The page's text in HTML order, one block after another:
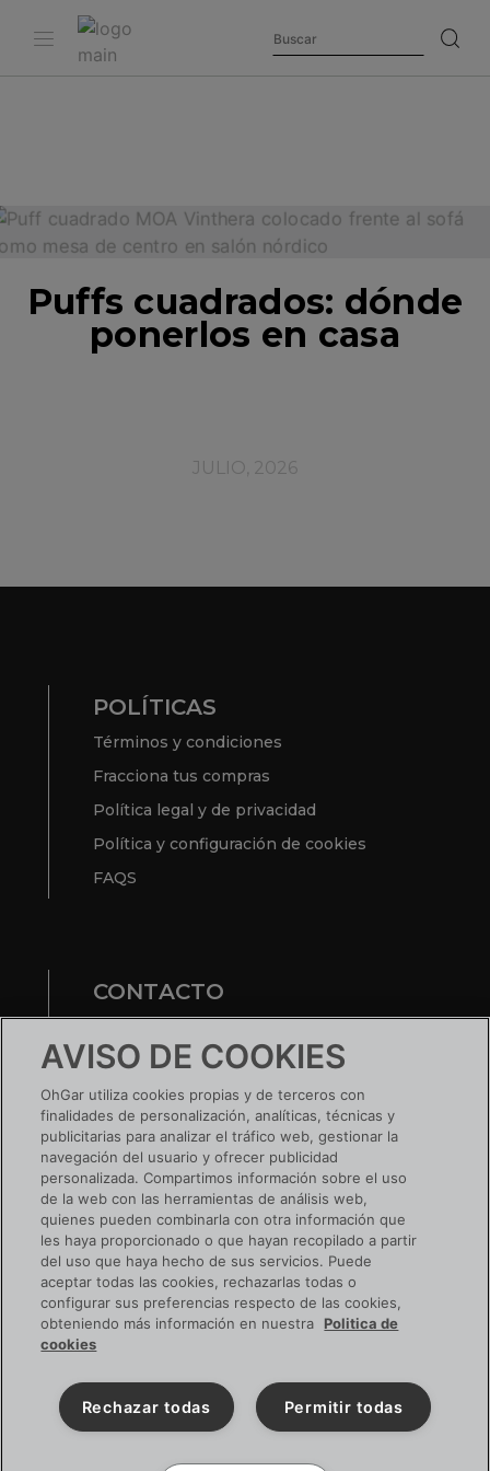
Puffs cuadrados: dónde
ponerlos en casa
JULIO, 2026
POLÍTICAS
Términos y condiciones
Fracciona tus compras
Política legal y de privacidad
Política y configuración de cookies
FAQS
CONTACTO
Nuestras tiendas
¿TIENES UNA EMPRESA?
Conoce tus ventajas
Si ya tienes cuenta: ACCEDE
SIGUENOS EN RRSS
AVISO DE COOKIES
OhGar utiliza cookies propias y de terceros con
finalidades de personalización, analíticas, técnicas y
publicitarias para analizar el tráfico web, gestionar la
navegación del usuario y ofrecer publicidad
personalizada. Compartimos información sobre el uso
de la web con las herramientas de análisis web,
quienes pueden combinarla con otra información que
les haya proporcionado o que hayan recopilado a partir
del uso que haya hecho de sus servicios. Puede
aceptar todas las cookies, rechazarlas todas o
configurar sus preferencias respecto de las cookies,
obteniendo más información en nuestra
Politica de
cookies
Permitir todas
Rechazar todas